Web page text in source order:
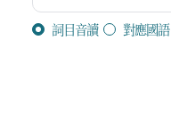
詞目音讀 對應國語